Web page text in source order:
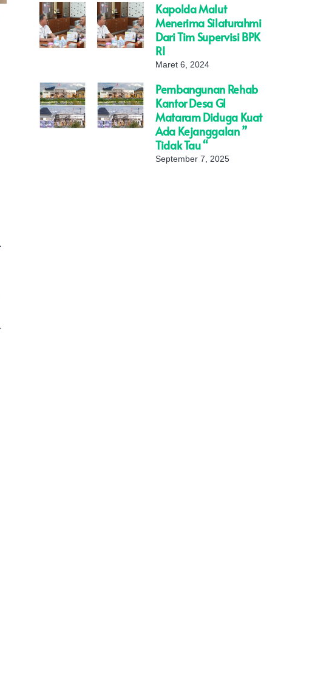
Kapolda Malut
Menerima Silaturahmi
Dari Tim Supervisi BPK
RI
Maret 6, 2024
Pembangunan Rehab
Kantor Desa G1
Mataram Diduga Kuat
Ada Kejanggalan ”
Tidak Tau “
September 7, 2025